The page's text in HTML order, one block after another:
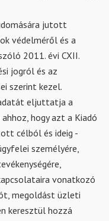
jutott
védelméről és a
2011. évi CXII.
jogról és az
szerint kezel.
adatát eljuttatja a
hogy azt a Kiadó
célból és ideig -
személyére,
vonatkozó
megoldást üzleti
keresztül hozzá